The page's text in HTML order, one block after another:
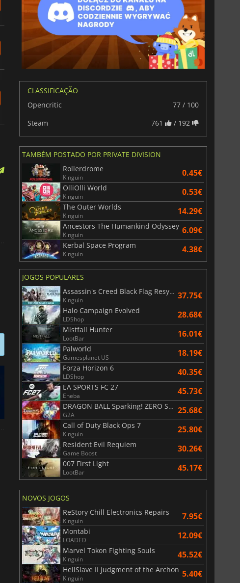
36.40
Baldur's Gate 3
41.06
Elden Ring
CLASSIFICAÇÃO
Opencritic
77 / 100
Steam
761 / 192
TAMBÉM POSTADO POR PRIVATE DIVISION
Rollerdrome
Kinguin 0.45€
OlliOlli World
Kinguin 0.53€
The Outer Worlds
Kinguin 14.29€
Ancestors The Humankind Odyssey
Kinguin 6.09€
Kerbal Space Program
Kinguin 4.38€
JOGOS POPULARES
Assassin's Creed Black Flag Resynced
Kinguin 37.75€
Halo Campaign Evolved
LDShop 28.68€
Mistfall Hunter
LootBar 16.01€
Palworld
Gamesplanet US 18.19€
Forza Horizon 6
LDShop 40.35€
EA SPORTS FC 27
Eneba 45.73€
DRAGON BALL Sparking! ZERO Super Limit Breaking NEO
G2A 25.68€
Call of Duty Black Ops 7
Kinguin 25.80€
Resident Evil Requiem
Game Boost 30.26€
007 First Light
LootBar 45.17€
NOVOS JOGOS
ReStory Chill Electronics Repairs
Kinguin 7.95€
Montabi
LOADED 12.09€
Marvel Tokon Fighting Souls
Kinguin 45.52€
HellSlave II Judgment of the Archon
Kinguin 5.40€